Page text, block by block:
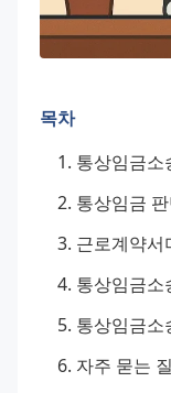
목차
통상임금소
통상임금
근로계약서
통상임금소
통상임금소
자주 묻는